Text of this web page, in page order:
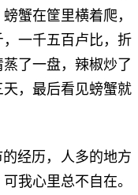
蟹在筐里横着爬，
一千五百卢比，折
了一盘，辣椒炒了
，最后看见螃蟹就
经历，人多的地方
我心里总不自在。